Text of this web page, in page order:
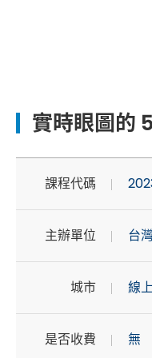
實時眼圖的
課程代碼
主辦單位 台
城市 線
是否收費 無